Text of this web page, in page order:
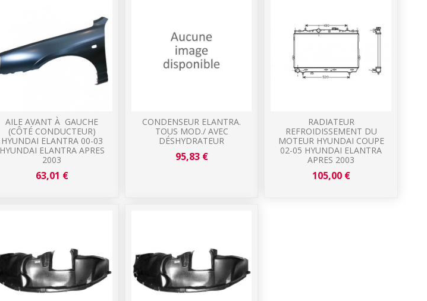
AILE AVANT À GAUCHE
(CÔTÉ CONDUCTEUR)
HYUNDAI ELANTRA 00-03
HYUNDAI ELANTRA APRES
2003
63,01 €
CONDENSEUR ELANTRA.
TOUS MOD./ AVEC
DÉSHYDRATEUR
95,83 €
RADIATEUR
REFROIDISSEMENT DU
MOTEUR HYUNDAI COUPE
02-05 HYUNDAI ELANTRA
APRES 2003
105,00 €